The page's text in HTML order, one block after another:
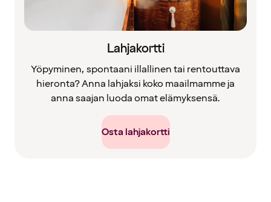
Lahjakortti
Yöpyminen, spontaani illallinen tai rentouttava
hieronta? Anna lahjaksi koko maailmamme ja
anna saajan luoda omat elämyksensä.
Osta lahjakortti